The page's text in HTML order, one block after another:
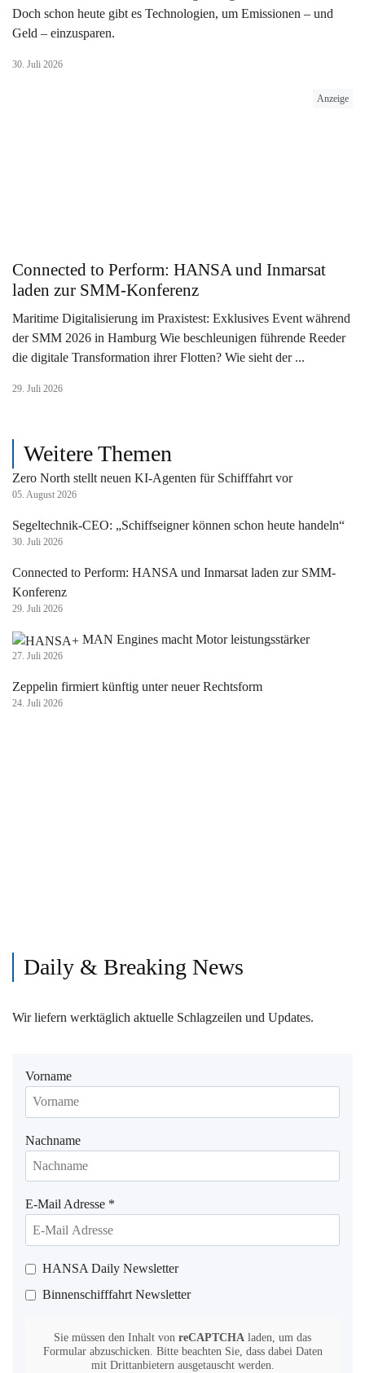
Doch schon heute gibt es Technologien, um Emissionen – und
Geld – einzusparen.
30. Juli 2026
Anzeige
Connected to Perform: HANSA und Inmarsat
laden zur SMM-Konferenz
Maritime Digitalisierung im Praxistest: Exklusives Event während
der SMM 2026 in Hamburg Wie beschleunigen führende Reeder
die digitale Transformation ihrer Flotten? Wie sieht der ...
29. Juli 2026
Weitere Themen
Zero North stellt neuen KI-Agenten für Schifffahrt vor
05. August 2026
Segeltechnik-CEO: „Schiffseigner können schon heute handeln“
30. Juli 2026
Connected to Perform: HANSA und Inmarsat laden zur SMM-
Konferenz
29. Juli 2026
MAN Engines macht Motor leistungsstärker
27. Juli 2026
Zeppelin firmiert künftig unter neuer Rechtsform
24. Juli 2026
Daily & Breaking News
Wir liefern werktäglich aktuelle Schlagzeilen und Updates.
Vorname
Nachname
E-Mail Adresse *
HANSA Daily Newsletter
Binnenschifffahrt Newsletter
Sie müssen den Inhalt von reCAPTCHA laden, um das
Formular abzuschicken. Bitte beachten Sie, dass dabei Daten
mit Drittanbietern ausgetauscht werden.